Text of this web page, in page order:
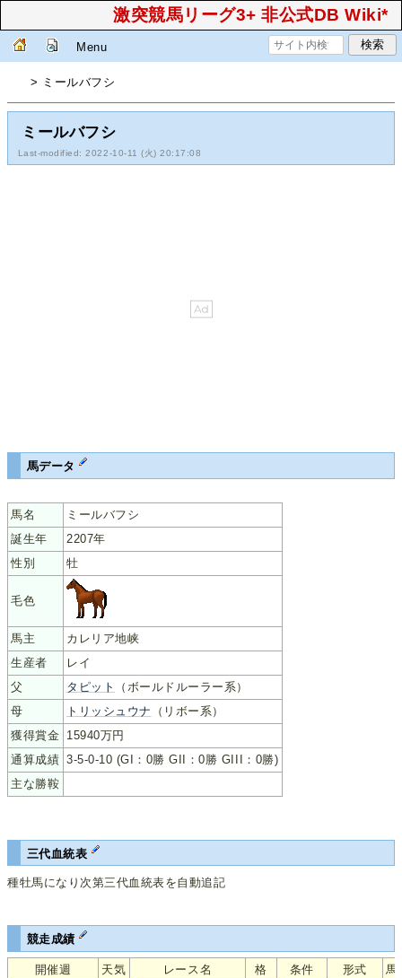
激突競馬リーグ3+ 非公式DB Wiki*
Menu
> ミールバフシ
ミールバフシ
Last-modified: 2022-10-11 (火) 20:17:08
馬データ
馬名
ミールバフシ
誕生年
2207年
性別
牡
毛色
馬主
カレリア地峡
生産者
レイ
父
タピット
（ボールドルーラー系）
母
トリッシュウナ
（リボー系）
獲得賞金 15940万円
通算成績 3-5-0-10 (GI：0勝 GII：0勝 GIII：0勝)
主な勝鞍
三代血統表
種牡馬になり次第三代血統表を自動追記
競走成績
開催週 天気 レース名 格 条件 形式
馬